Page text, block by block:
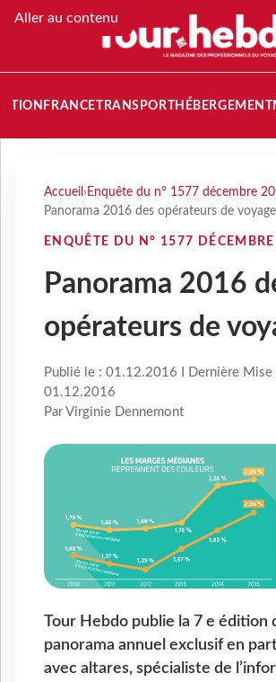
Aller au contenu
FRANCETRANSPORT HÉBERGEMENT
Accueil › Enquête du n° 1577 décembre
Panorama 2016 des opérateurs de
ENQUÊTE DU N° 1577
Panorama 2016
opérateurs de
Publié le : 01.12.2016 I Dernière Mise
01.12.2016
Par Virginie Dennemont
Tour Hebdo publie la 7 e édition
panorama annuel exclusif en
avec altares, spécialiste de